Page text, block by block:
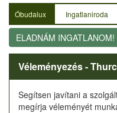
Óbudalux Ingatlaniroda
ELADNÁM INGATLANOM!
Véleményezés -
Segítsen javítani a
megírja véleményét